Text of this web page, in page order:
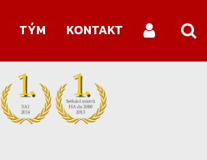
TÝM KONTAKT
Search